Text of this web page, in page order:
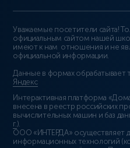
Уважаемые посетители сайта!
официальным сайтом нашей
имеют к нам отношения и не
официальной информации.
Данные в формах обрабатывает
Яндекс
Интерактивная платформа
внесена в реестр российских
вычислительных машин и баз
г. ).
ООО «ИНТЕРДА» осуществляет
информационных технологий